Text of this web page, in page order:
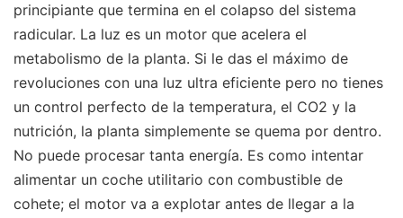
principiante que termina en el colapso del sistema
radicular. La luz es un motor que acelera el
metabolismo de la planta. Si le das el máximo de
revoluciones con una luz ultra eficiente pero no tienes
un control perfecto de la temperatura, el CO2 y la
nutrición, la planta simplemente se quema por dentro.
No puede procesar tanta energía. Es como intentar
alimentar un coche utilitario con combustible de
cohete; el motor va a explotar antes de llegar a la